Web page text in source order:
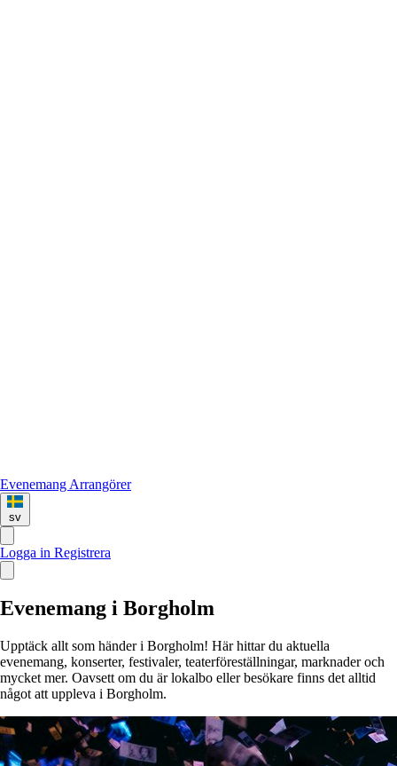
Evenemang Arrangörer
sv
Logga in Registrera
Evenemang i Borgholm
Upptäck allt som händer i Borgholm! Här hittar du aktuella
evenemang, konserter, festivaler, teaterföreställningar, marknader och
mycket mer. Oavsett om du är lokalbo eller besökare finns det alltid
något att uppleva i Borgholm.